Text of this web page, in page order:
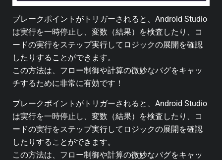
ブレークポイントがトリガーされると、Android Studio
は実行を一時停止し、変数（結果）を検査したり、コ
ードの実行をステップ実行してロジックの展開を確認
したりすることができます。
この方法は、フロー制御や計算の微妙なバグをキャッ
チするために非常に有効です！
ブレークポイントがトリガーされると、Android Studio
は実行を一時停止し、変数（結果）を検査したり、コ
ードの実行をステップ実行してロジックの展開を確認
したりすることができます。
この方法は、フロー制御や計算の微妙なバグをキャッ